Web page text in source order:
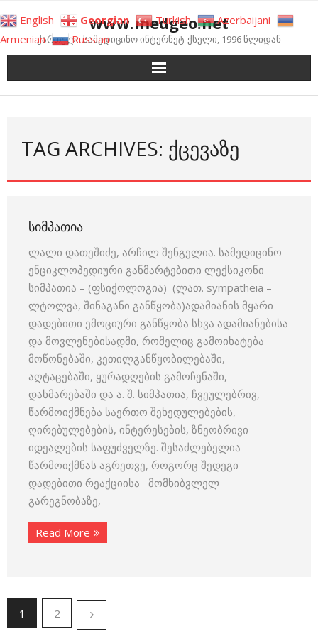
to
content
www.medgeo.net
ქართული სამედიცინო ინტერნეტ-ქსელი, 1996 წლიდან
TAG ARCHIVES: ᲥᲪᲔᲕᲐᲖᲔ
ᲡᲘᲛᲞᲐᲗᲘᲐ
ლალი დათეშიძე, არჩილ შენგელია. სამედიცინო
ენციკლოპედიური განმარტებითი ლექსიკონი
სიმპათია – (ფსიქოლოგია) (ლათ. sympatheia –
ლტოლვა, შინაგანი განწყობა)ადამიანის მყარი
დადებითი ემოციური განწყობა სხვა ადამიანებისა
და მოვლენებისადმი, რომელიც გამოიხატება
მოწონებაში, კეთილგანწყობილებაში,
აღტაცებაში, ყურადღების გამოჩენაში,
დახმარებაში და ა. შ. სიმპათია, ჩვეულებრივ,
წარმოიქმნება საერთო შეხედულებების,
ღირებულებების, ინტერესების, ზნეობრივი
იდეალების საფუძველზე. შესაძლებელია
წარმოიქმნას აგრეთვე, როგორც შედეგი
დადებითი რეაქციისა მომხიბვლელ
გარეგნობაზე,
Read More
1 2
English Georgian Turkish
Azerbaijani
Armenian
Russian